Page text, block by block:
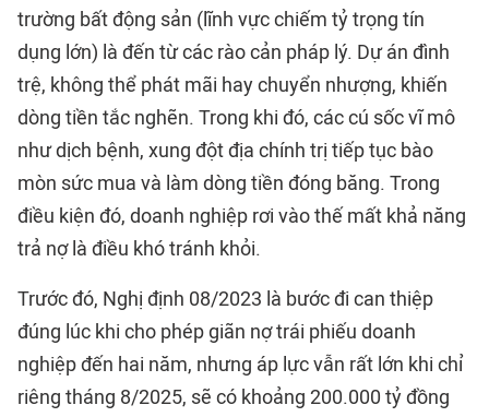
trường bất động sản (lĩnh vực chiếm tỷ trọng tín
dụng lớn) là đến từ các rào cản pháp lý. Dự án đình
trệ, không thể phát mãi hay chuyển nhượng, khiến
dòng tiền tắc nghẽn. Trong khi đó, các cú sốc vĩ mô
như dịch bệnh, xung đột địa chính trị tiếp tục bào
mòn sức mua và làm dòng tiền đóng băng. Trong
điều kiện đó, doanh nghiệp rơi vào thế mất khả năng
trả nợ là điều khó tránh khỏi.
Trước đó, Nghị định 08/2023 là bước đi can thiệp
đúng lúc khi cho phép giãn nợ trái phiếu doanh
nghiệp đến hai năm, nhưng áp lực vẫn rất lớn khi chỉ
riêng tháng 8/2025, sẽ có khoảng 200.000 tỷ đồng